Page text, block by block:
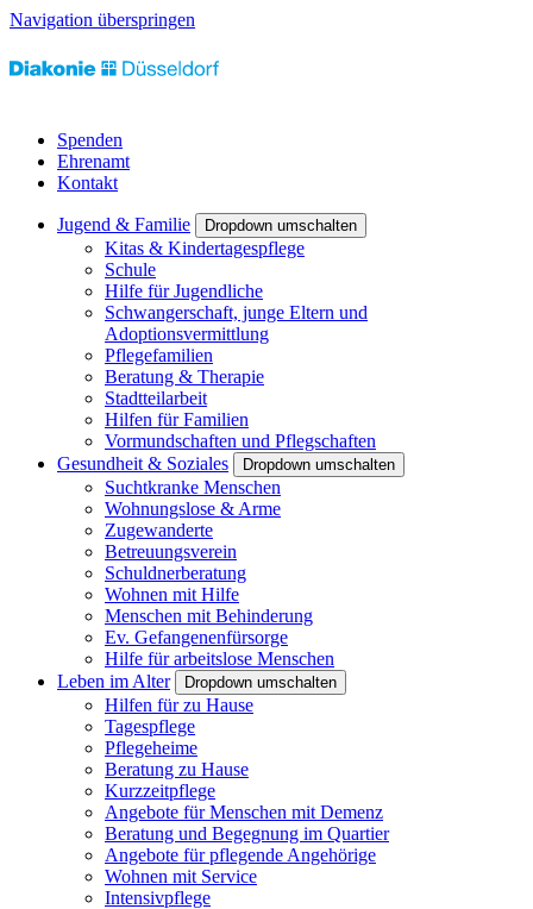
Navigation überspringen
Spenden
Ehrenamt
Kontakt
Jugend & Familie Dropdown umschalten
Kitas & Kindertagespflege
Schule
Hilfe für Jugendliche
Schwangerschaft, junge Eltern und
Adoptionsvermittlung
Pflegefamilien
Beratung & Therapie
Stadtteilarbeit
Hilfen für Familien
Vormundschaften und Pflegschaften
Gesundheit & Soziales
Dropdown umschalten
Suchtkranke Menschen
Wohnungslose & Arme
Zugewanderte
Betreuungsverein
Schuldnerberatung
Wohnen mit Hilfe
Menschen mit Behinderung
Ev. Gefangenenfürsorge
Hilfe für arbeitslose Menschen
Leben im Alter
Dropdown umschalten
Hilfen für zu Hause
Tagespflege
Pflegeheime
Beratung zu Hause
Kurzzeitpflege
Angebote für Menschen mit Demenz
Beratung und Begegnung im Quartier
Angebote für pflegende Angehörige
Wohnen mit Service
Intensivpflege